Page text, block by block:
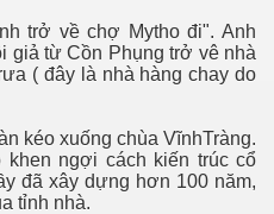
trở về chợ Mytho đi". Anh
giả từ Cồn Phụng trở vê nhà
( đây là nhà hàng chay do
kéo xuống chùa VĩnhTràng.
khen ngợi cách kiến trúc cổ
đã xây dựng hơn 100 năm,
tỉnh nhà.